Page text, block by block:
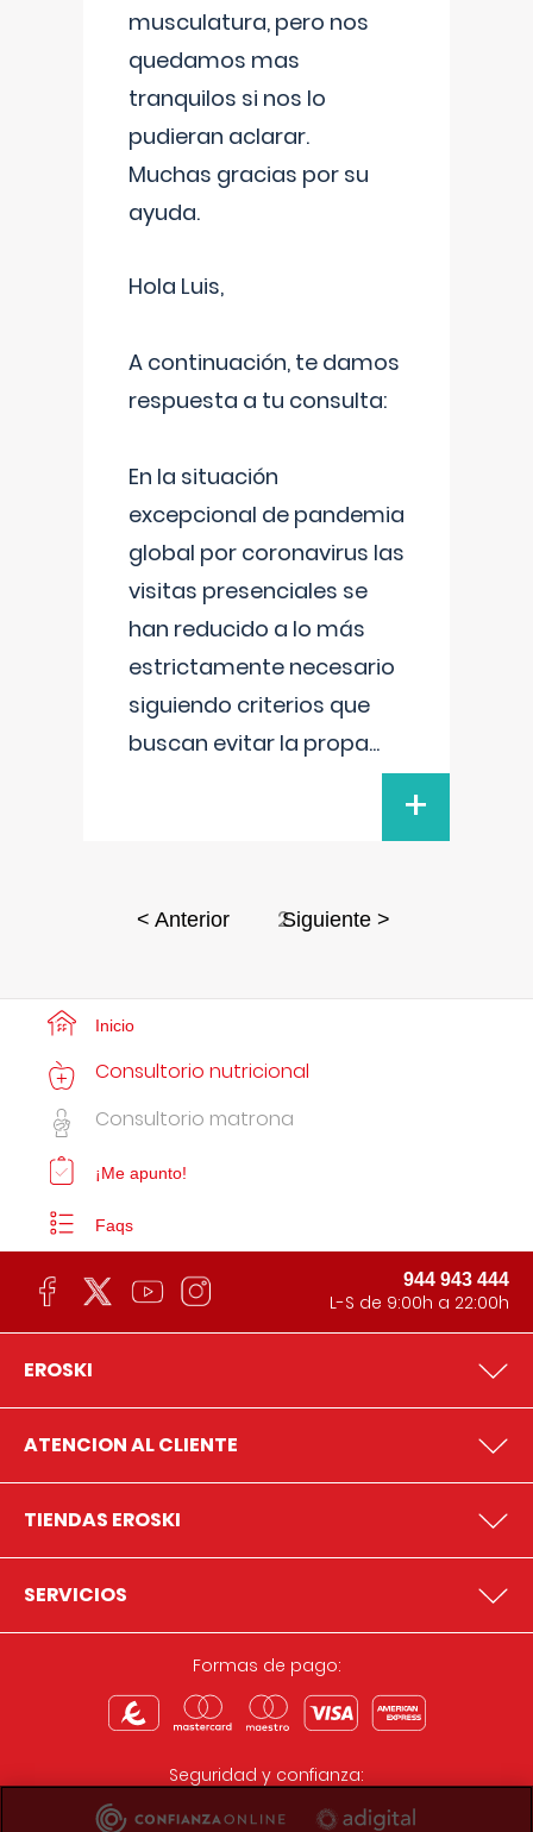
musculatura, pero nos
quedamos mas
tranquilos si nos lo
pudieran aclarar.
Muchas gracias por su
ayuda.
Hola Luis,
A continuación, te damos
respuesta a tu consulta:
En la situación
excepcional de pandemia
global por coronavirus las
visitas presenciales se
han reducido a lo más
estrictamente necesario
siguiendo criterios que
buscan evitar la propa...
+
< Anterior 2Siguiente >
Inicio
Consultorio nutricional
Consultorio matrona
¡Me apunto!
Faqs
944 943 444
L-S de 9:00h a 22:00h
EROSKI
ATENCION AL CLIENTE
TIENDAS EROSKI
SERVICIOS
Formas de pago:
Seguridad y confianza: